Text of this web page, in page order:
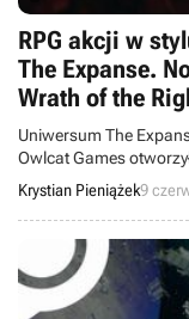
RPG akcji w
The Expanse.
Wrath of the
reżysera ME5
Uniwersum The
Owlcat Games
zapowiedzią RPG akcji
Expanse: Osiris Reborn.
Krystian Pieniążek9